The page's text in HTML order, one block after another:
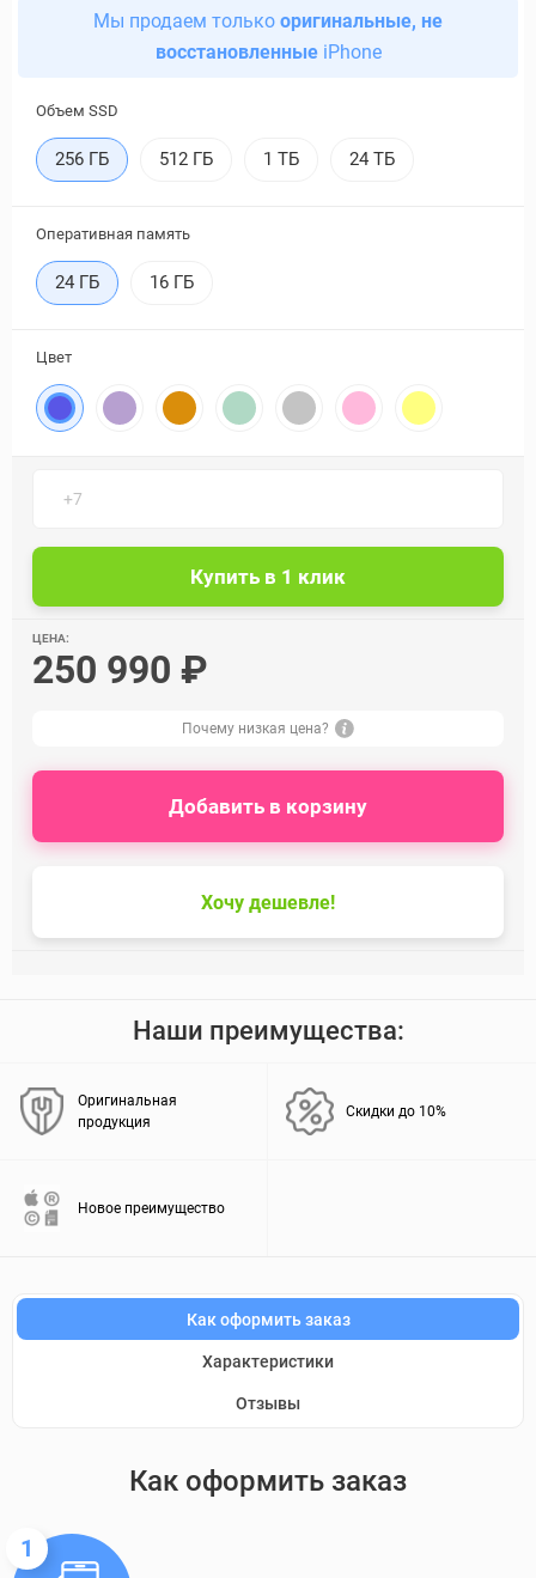
Мы продаем только оригинальные, не
восстановленныеiPhone
Объем SSD
256 ГБ 512 ГБ 1 ТБ 24 ТБ
Оперативная память
24 ГБ 16 ГБ
Цвет
ЦЕНА:
250 990 ₽
Почему низкая цена?
Хочу дешевле!
Добавить в корзину
Наши преимущества:
Оригинальная
продукция
Скидки до 10%
Новое преимущество
Как оформить заказ
Характеристики
Отзывы
Как оформить заказ
1